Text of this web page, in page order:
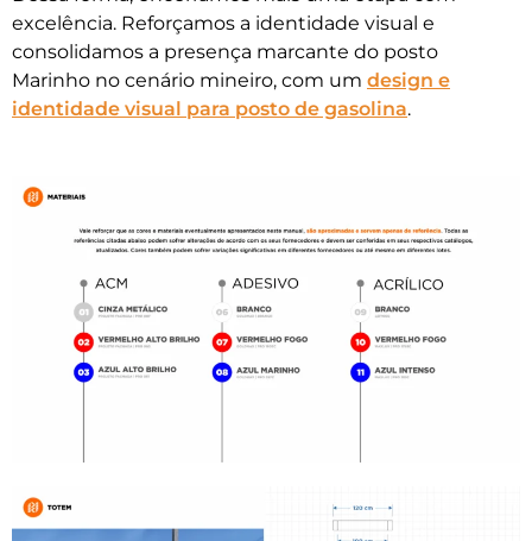
excelência. Reforçamos a identidade visual e
consolidamos a presença marcante do posto
Marinho no cenário mineiro, com um design e
identidade visual para posto de gasolina.